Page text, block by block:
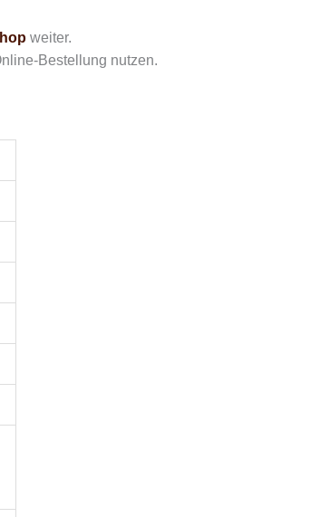
weiter.
Bestellung nutzen.